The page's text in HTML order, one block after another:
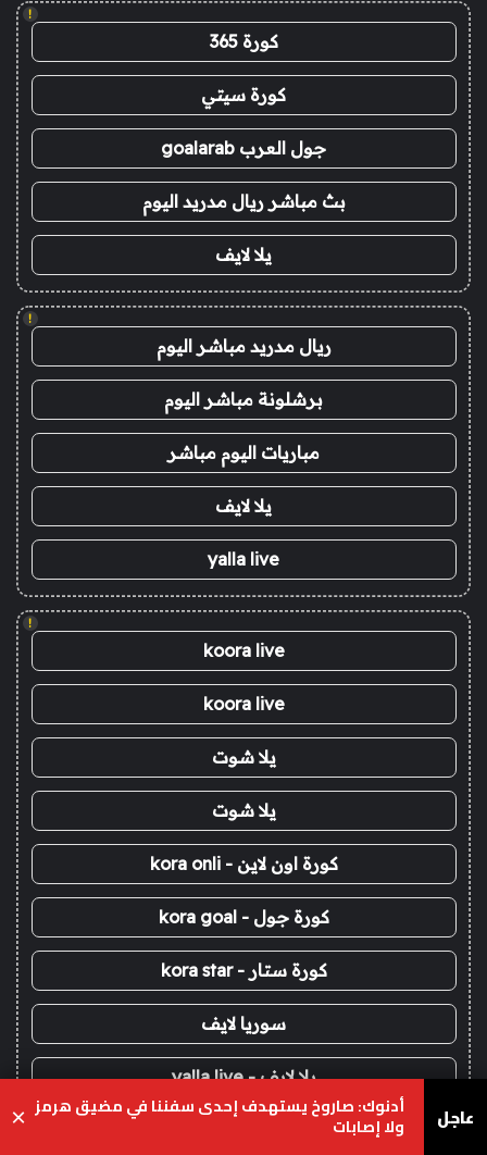
!
كورة 365
كورة سيتي
جول العرب goalarab
بث مباشر ريال مدريد اليوم
يلا لايف
!
ريال مدريد مباشر اليوم
برشلونة مباشر اليوم
مباريات اليوم مباشر
يلا لايف
yalla live
!
koora live
koora live
يلا شوت
يلا شوت
كورة اون لاين - kora onli
كورة جول - kora goal
كورة ستار - kora star
سوريا لايف
يلا لايف - yalla live
عاجل أدنوك: صاروخ يستهدف إحدى سفننا في مضيق هرمز
ولا إصابات ×